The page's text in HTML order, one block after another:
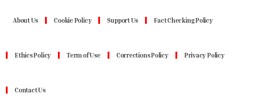
About Us Cookie Policy Support Us Fact Checking Policy
Ethics Policy Term of Use Corrections Policy Privacy Policy
Contact Us